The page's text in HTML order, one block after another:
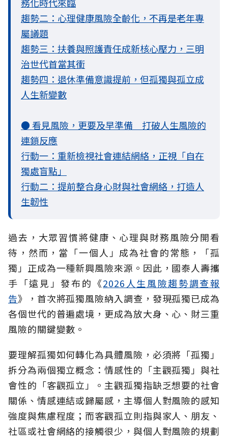
趨勢二：心理健康風險全齡化，不再是老年專
屬議題
趨勢三：扶養與照護責任成新核心壓力，三明
治世代首當其衝
趨勢四：退休準備意識提前，但孤獨與孤立成
人生新變數
● 看見風險，更要及早準備 打破人生風險的
連鎖反應
行動一：重新檢視社會連結網絡，正視「自在
獨處盲點」
行動二：提前整合身心財與社會網絡，打造人
生韌性
過去，大眾習慣將健康、心理與財務風險分開看
待，然而，當「一個人」成為社會的常態，「孤
獨」正成為一種新興風險來源。因此，國泰人壽攜
手「遠見」發布的《2026人生風險趨勢調查報
告》，首次將孤獨風險納入調查，發現孤獨已成為
各個世代的普遍處境，更成為放大身、心、財三重
風險的關鍵變數。
要理解孤獨如何轉化為具體風險，必須將「孤獨」
拆分為兩個獨立概念：情感性的「主觀孤獨」與社
會性的「客觀孤立」。主觀孤獨指缺乏想要的社會
關係、情感連結或歸屬感，主導個人對風險的感知
強度與焦慮程度；而客觀孤立則指與家人、朋友、
社區或社會網絡的接觸很少，與個人對風險的規劃